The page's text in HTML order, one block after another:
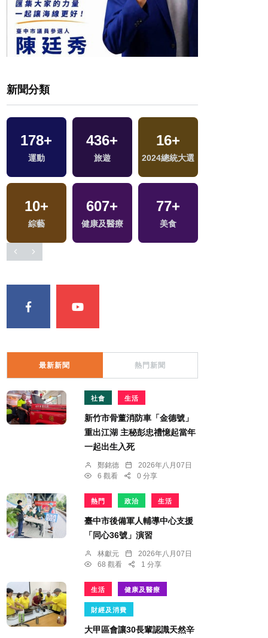
新聞分類
178+
運動
436+
旅遊
16+
2024總統大選
10+
綜藝
607+
健康及醫療
77+
美食
最新新聞 熱門新聞
社會 生活
新竹市骨董消防車「金德號」
重出江湖 主秘彭忠禮憶起當年
一起出生入死
鄭銘德
2026年八月07日
6 觀看
0 分享
熱門 政治 生活
臺中市後備軍人輔導中心支援
「同心36號」演習
林獻元
2026年八月07日
68 觀看
1 分享
生活 健康及醫療
財經及消費
大甲區會讓30長輩認識天然辛